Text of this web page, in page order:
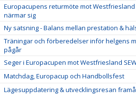
Europacupens returmöte mot Westfriesland
närmar sig
Ny satsning - Balans mellan prestation &
Träningar och förberedelser inför helgens
pågår
Seger i Europacupen mot Westfriesland
Matchdag, Europacup och Handbollsfest
Lägesuppdatering & utvecklingsresan